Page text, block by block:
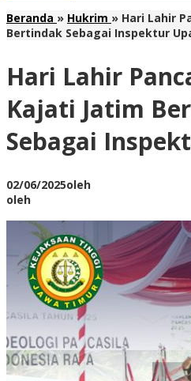
Beranda » Hukrim » Hari Lahir
Bertindak Sebagai Inspektur
Hari Lahir
Kajati Jatim
Sebagai
02/06/2025oleh
oleh